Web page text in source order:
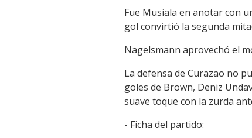
Fue Musiala en anotar con
gol convirtió la segunda
Nagelsmann aprovechó el
La defensa de Curazao no
goles de Brown, Deniz
suave toque con la zurda
- Ficha del partido: